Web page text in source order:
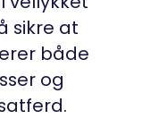
sikre at
både
og